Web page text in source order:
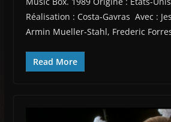
Réalisation : Costa-Gavras Avec :
Armin Mueller-Stahl, Frederic
Read More